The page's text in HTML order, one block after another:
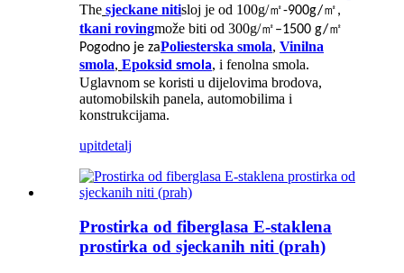
The sjeckane nitisloj je od 100g/㎡-900g/㎡,
tkani rovingmože biti od 300g/㎡–1500 g/㎡
Pogodno je zaPoliesterska smola, Vinilna
smola, Epoksid smola, i fenolna smola.
Uglavnom se koristi u dijelovima brodova,
automobilskih panela, automobilima i
konstrukcijama.
upitdetalj
Prostirka od fiberglasa E-staklena
prostirka od sjeckanih niti (prah)